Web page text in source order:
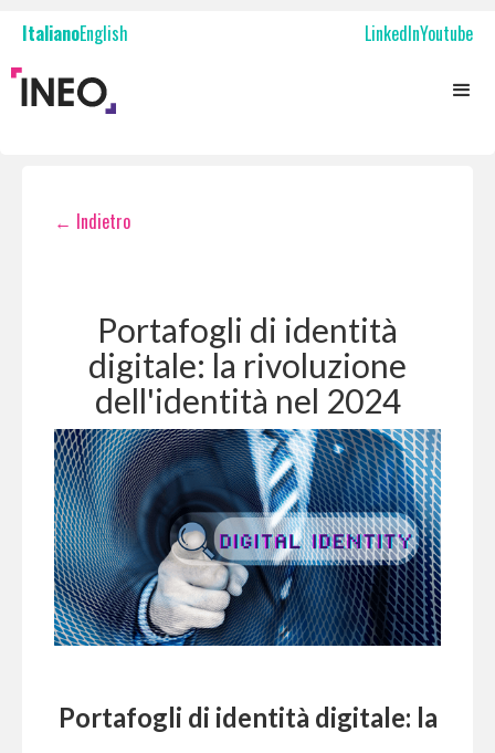
ItalianoEnglish LinkedInYoutube
← Indietro
Portafogli di identità
digitale: la rivoluzione
dell'identità nel 2024
Portafogli di identità digitale: la